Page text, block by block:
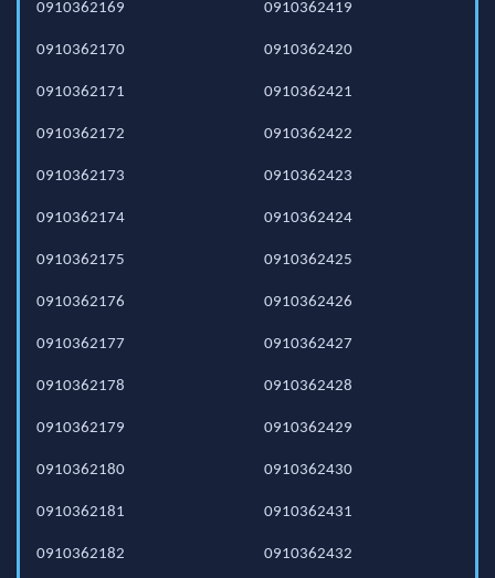
0910362169
0910362170
0910362171
0910362172
0910362173
0910362174
0910362175
0910362176
0910362177
0910362178
0910362179
0910362180
0910362181
0910362182
0910362419
0910362420
0910362421
0910362422
0910362423
0910362424
0910362425
0910362426
0910362427
0910362428
0910362429
0910362430
0910362431
0910362432